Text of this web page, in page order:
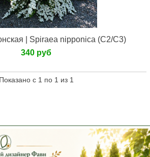
| Spiraea nipponica (С2/С3)
340 руб
Показано с 1 по 1 из 1